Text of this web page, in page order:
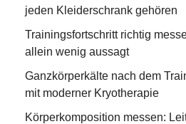
jeden Kleiderschrank gehören
Trainingsfortschritt richtig
allein wenig aussagt
Ganzkörperkälte nach dem
mit moderner Kryotherapie
Körperkomposition messen: